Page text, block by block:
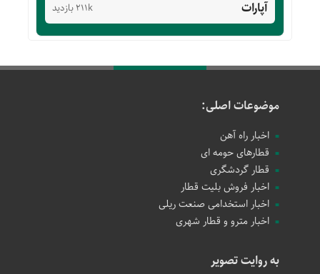
آپارات 211k بازدید
موضوعات اصلی:
اخبار راه آهن
قطارهای حومه ای
قطار گردشگری
اخبار فروش بلیت قطار
اخبار استخدامی صنعت ریلی
اخبار مترو و قطار شهری
به روایت تصویر